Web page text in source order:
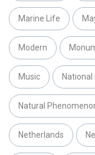
Marine Life
Modern
Music National
Natural
Netherlands